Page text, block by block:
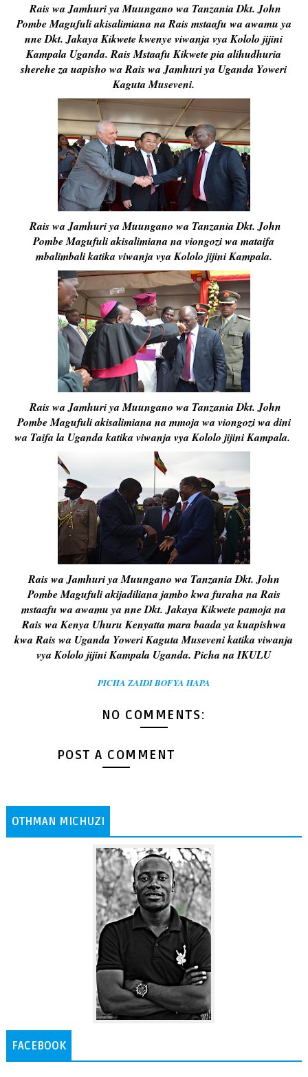
Rais wa Jamhuri ya Muungano wa Tanzania Dkt. John
Pombe Magufuli akisalimiana na Rais mstaafu wa awamu ya
nne Dkt. Jakaya Kikwete kwenye viwanja vya Kololo jijini
Kampala Uganda. Rais Mstaafu Kikwete pia alihudhuria
sherehe za uapisho wa Rais wa Jamhuri ya Uganda Yoweri
Kaguta Museveni.
Rais wa Jamhuri ya Muungano wa Tanzania Dkt. John
Pombe Magufuli akisalimiana na viongozi wa mataifa
mbalimbali katika viwanja vya Kololo jijini Kampala.
Rais wa Jamhuri ya Muungano wa Tanzania Dkt. John
Pombe Magufuli akisalimiana na mmoja wa viongozi wa dini
wa Taifa la Uganda katika viwanja vya Kololo jijini Kampala.
Rais wa Jamhuri ya Muungano wa Tanzania Dkt. John
Pombe Magufuli akijadiliana jambo kwa furaha na Rais
mstaafu wa awamu ya nne Dkt. Jakaya Kikwete pamoja na
Rais wa Kenya Uhuru Kenyatta mara baada ya kuapishwa
kwa Rais wa Uganda Yoweri Kaguta Museveni katika viwanja
vya Kololo jijini Kampala Uganda. Picha na IKULU
PICHA ZAIDI BOFYA HAPA
NO COMMENTS:
POST A COMMENT
OTHMAN MICHUZI
FACEBOOK